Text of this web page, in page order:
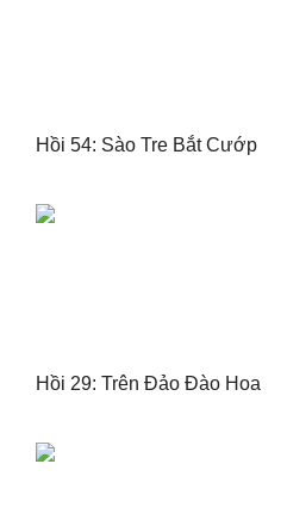
Hồi 54: Sào Tre Bắt Cướp
Hồi 29: Trên Đảo Đào Hoa